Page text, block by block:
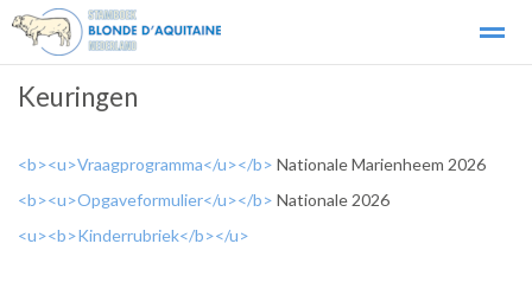
Over het ras
Keuringen
<b><u>Vraagprogramma</u></b> Nationale Marienheem 2026
<b><u>Opgaveformulier</u></b> Nationale 2026
<u><b>Kinderrubriek</b></u>